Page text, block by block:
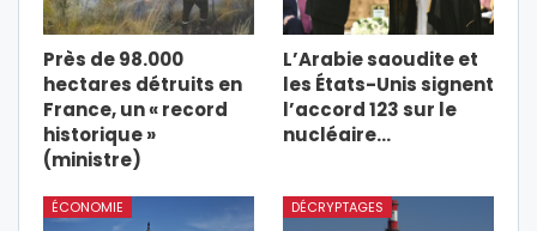
Près de 98.000
hectares détruits en
France, un « record
historique »
(ministre)
L’Arabie saoudite et
les États-Unis signent
l’accord 123 sur le
nucléaire…
ÉCONOMIE DÉCRYPTAGES